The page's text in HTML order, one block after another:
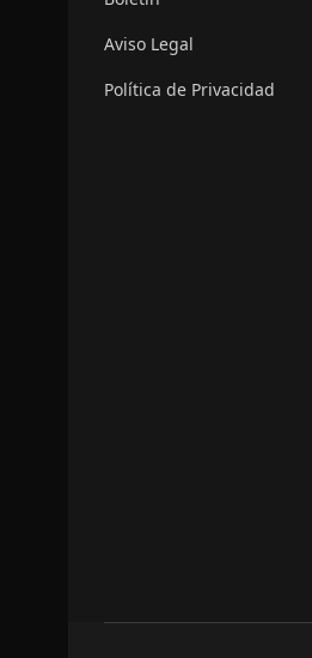
Aviso Legal
Política de Privacidad